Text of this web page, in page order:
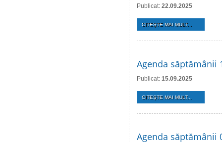
Publicat: 22.09.2025
CITEŞTE MAI MULT...
Agenda săptămânii
Publicat: 15.09.2025
CITEŞTE MAI MULT...
Agenda săptămânii